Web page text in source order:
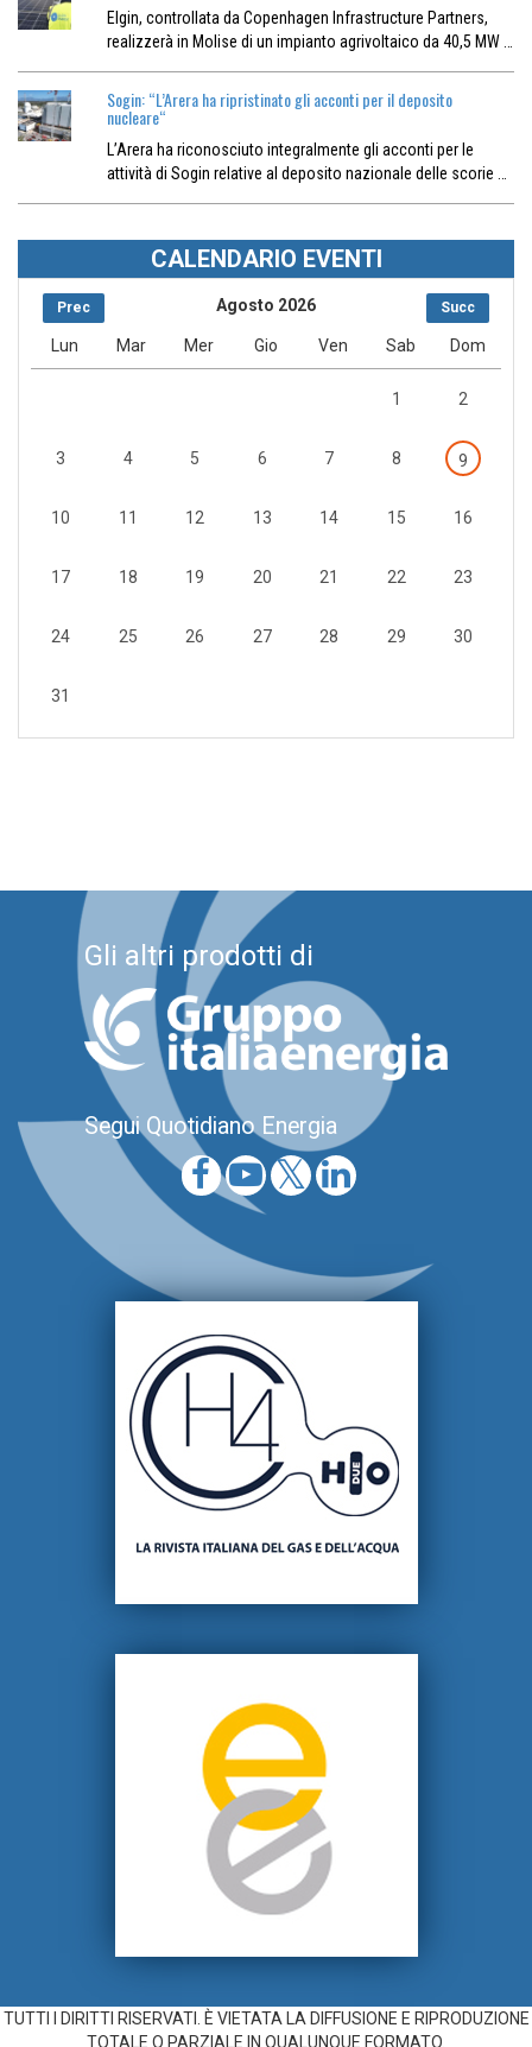
Elgin, controllata da Copenhagen Infrastructure Partners,
realizzerà in Molise di un impianto agrivoltaico da 40,5 MW …
Sogin: “L’Arera ha ripristinato gli acconti per il deposito
nucleare“
L’Arera ha riconosciuto integralmente gli acconti per le
attività di Sogin relative al deposito nazionale delle scorie …
CALENDARIO EVENTI
Prec Succ
Agosto 2026
Lun Mar Mer Gio Ven Sab Dom
1 2
3 4 5 6 7 8 9
10 11 12 13 14 15 16
17 18 19 20 21 22 23
24 25 26 27 28 29 30
31
Gli altri prodotti di
Segui Quotidiano Energia
TUTTI I DIRITTI RISERVATI. È VIETATA LA DIFFUSIONE E RIPRODUZIONE
TOTALE O PARZIALE IN QUALUNQUE FORMATO.